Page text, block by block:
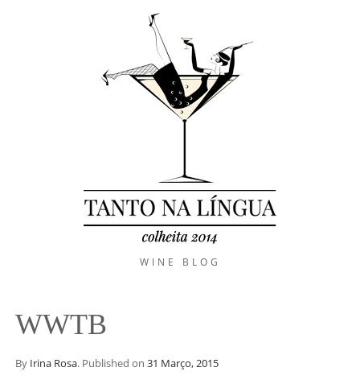
WINE BLOG
WWTB
By Irina Rosa. Published on 31 Março, 2015